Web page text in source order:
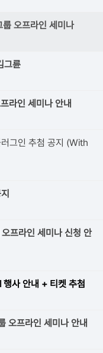
오프라인 세미나
그륜
라인 세미나 안내
그인 추첨 공지 (With
프라인 세미나 신청 안
사 안내 + 티켓 추첨
오프라인 세미나 안내